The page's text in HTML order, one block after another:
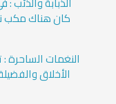
كان هناك مكب
النغمات
الأخلاق